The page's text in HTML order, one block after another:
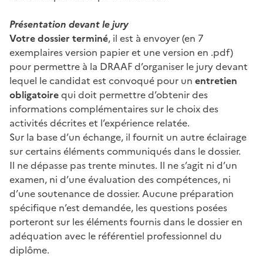
Présentation devant le jury
Votre dossier terminé, il est à envoyer (en 7
exemplaires version papier et une version en .pdf)
pour permettre à la DRAAF d’organiser le jury devant
lequel le candidat est convoqué pour un entretien
obligatoirequi doit permettre d’obtenir des
informations complémentaires sur le choix des
activités décrites et l’expérience relatée.
Sur la base d’un échange, il fournit un autre éclairage
sur certains éléments communiqués dans le dossier.
Il ne dépasse pas trente minutes. Il ne s’agit ni d’un
examen, ni d’une évaluation des compétences, ni
d’une soutenance de dossier. Aucune préparation
spécifique n’est demandée, les questions posées
porteront sur les éléments fournis dans le dossier en
adéquation avec le référentiel professionnel du
diplôme.